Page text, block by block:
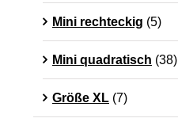
Mini rechteckig (5)
Mini quadratisch (38)
Größe XL (7)